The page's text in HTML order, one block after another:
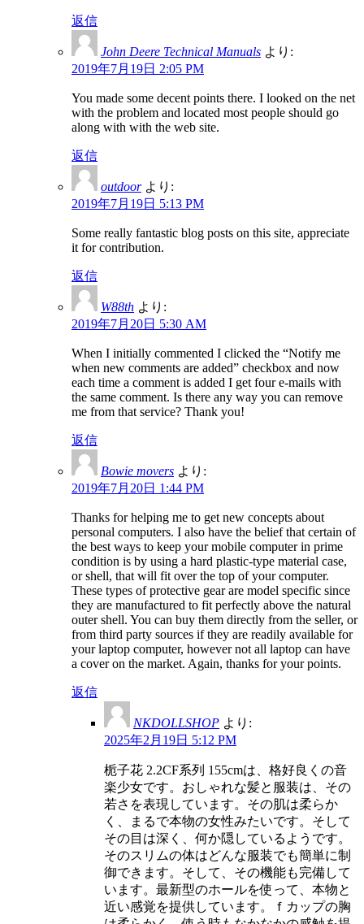
返信
John Deere Technical Manuals より:
2019年7月19日 2:05 PM
You made some decent points there. I looked on the net
with the problem and located most people should go
along with with the web site.
返信
outdoor より:
2019年7月19日 5:13 PM
Some really fantastic blog posts on this site, appreciate
it for contribution.
返信
W88th より:
2019年7月20日 5:30 AM
When I initially commented I clicked the “Notify me
when new comments are added” checkbox and now
each time a comment is added I get four e-mails with
the same comment. Is there any way you can remove
me from that service? Thank you!
返信
Bowie movers より:
2019年7月20日 1:44 PM
Thanks for helping me to get new concepts about
personal computers. I also have the belief that certain of
the best ways to keep your mobile computer in prime
condition is by using a hard plastic-type material case,
or shell, that will fit over the top of your computer.
These types of protective gear are model specific since
they are manufactured to fit perfectly above the natural
outer shell. You can buy them directly from the seller, or
from third party sources if they are readily available for
your laptop computer, however not all laptop can have
a cover on the market. Again, thanks for your points.
返信
NKDOLLSHOP より:
2025年2月19日 5:12 PM
栀子花 2.2CF系列 155cmは、格好良くの音
楽少女です。おしゃれな髪と服装は、その
若さを表現しています。その肌は柔らか
く、まるで本物の女性みたいです。そして
その目は深く、何か隠しているようです。
そのスリムの体はどんな服装でも簡単に制
御できます。そして、その機能も完備して
います。最新型のホールを使って、本物と
近い感覚を提供しています。ｆカップの胸